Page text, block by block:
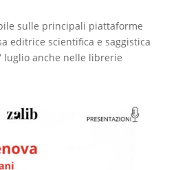
sulle principali piattaforme
editrice scientifica e saggistica
luglio anche nelle librerie